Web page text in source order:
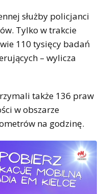
służby policjanci
Tylko w trakcie
110 tysięcy badań
– wylicza
także 136 praw
w obszarze
na godzinę.